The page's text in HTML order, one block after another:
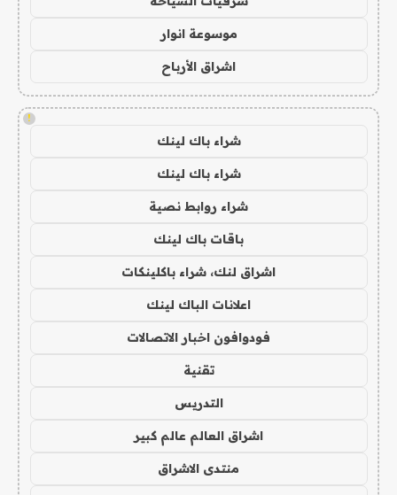
موسوعة انوار
اشراق الأرباح
!
شراء باك لينك
شراء باك لينك
شراء روابط نصية
باقات باك لينك
اشراق لنك، شراء باكلينكات
اعلانات الباك لينك
فودوافون اخبار الاتصالات
تقنية
التدريس
اشراق العالم عالم كبير
منتدى الاشراق